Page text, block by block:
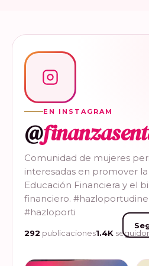
EN INSTAGRAM
@
Comunidad de mujeres
interesadas en promover la
Educación Financiera y el
financiero.
#hazloporti
292 publicaciones1.4K